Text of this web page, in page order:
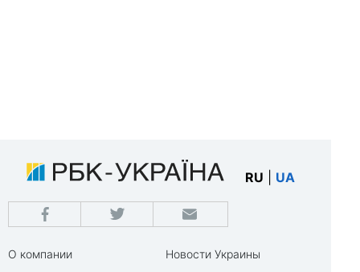
RU UA
О компании
Новости Украины